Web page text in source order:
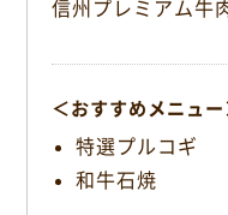
k
信州プレミアム牛
＜おすすめメニュー
特選プルコギ
和牛石焼